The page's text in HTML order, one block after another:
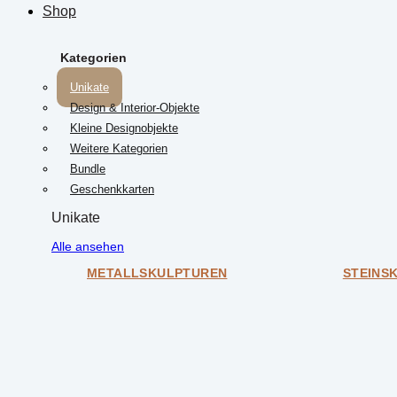
Shop
Kategorien
Unikate
Design & Interior-Objekte
Kleine Designobjekte
Weitere Kategorien
Bundle
Geschenkkarten
Unikate
Alle ansehen
METALLSKULPTUREN